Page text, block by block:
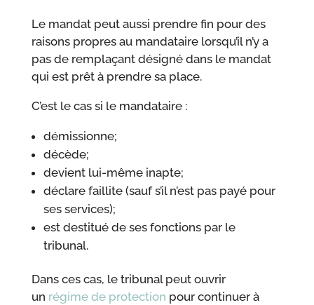
Le mandat peut aussi prendre fin pour des
raisons propres au mandataire lorsqu’il n’y a
pas de remplaçant désigné dans le mandat
qui est prêt à prendre sa place.
C’est le cas si le mandataire :
démissionne;
décède;
devient lui-même inapte;
déclare faillite (sauf s’il n’est pas payé pour
ses services);
est destitué de ses fonctions par le
tribunal.
Dans ces cas, le tribunal peut ouvrir
un régime de protection pour continuer à